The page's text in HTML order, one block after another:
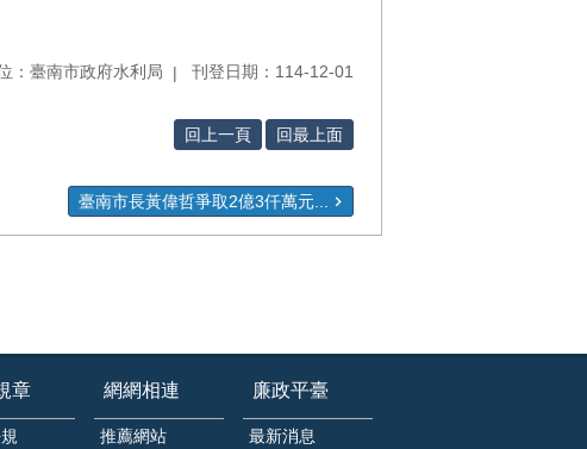
：臺南市政府水利局 刊登日期：114-12-01
回上一頁 回最上面
臺南市長黃偉哲爭取2億3仟萬元...
章 網網相連
推薦網站
廉政平臺
最新消息